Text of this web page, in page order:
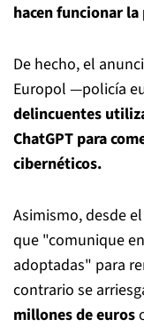
hacen funcionar
De hecho, el
Europol —policía
delincuentes
ChatGPT para
cibernéticos.
Asimismo, desde
que "comunique
adoptadas" para
contrario se
millones de euros